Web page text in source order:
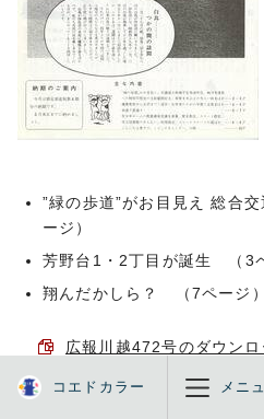
”緑の歩道”がお目見え 総合
ージ）
芳野台1・2丁目が誕生 （3
翔んだかしら？ （7ページ）
広報川越472号のダウン
コエドカラー メニ